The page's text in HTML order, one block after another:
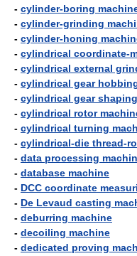
- cylinder-boring
- cylinder-grinding
- cylinder-honing
- cylindrical coordinate-
- cylindrical external
- cylindrical gear
- cylindrical gear
- cylindrical rotor
- cylindrical turning
- cylindrical-die thread-
- data processing
- database machine
- DCC coordinate
- De Levaud casting
- deburring machine
- decoiling machine
- dedicated proving